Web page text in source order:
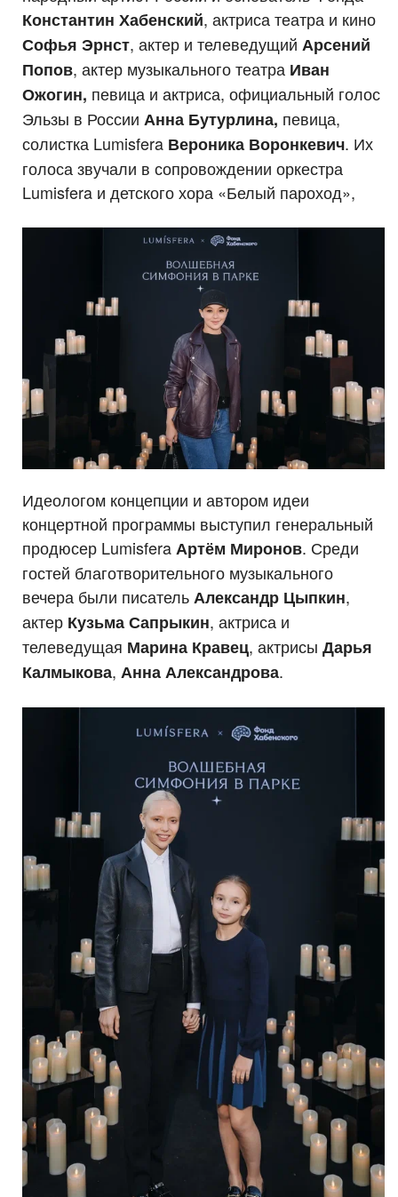
Константин Хабенский, актриса театра и кино
Софья Эрнст, актер и телеведущий Арсений
Попов, актер музыкального театра Иван
Ожогин, певица и актриса, официальный голос
Эльзы в России Анна Бутурлина, певица,
солистка Lumisfera Вероника Воронкевич. Их
голоса звучали в сопровождении оркестра
Lumisfera и детского хора «Белый пароход»,
Идеологом концепции и автором идеи
концертной программы выступил генеральный
продюсер LumisferaАртём Миронов. Среди
гостей благотворительного музыкального
вечера были писательАлександр Цыпкин,
актер Кузьма Сапрыкин, актриса и
телеведущая Марина Кравец, актрисы Дарья
Калмыкова, Анна Александрова.